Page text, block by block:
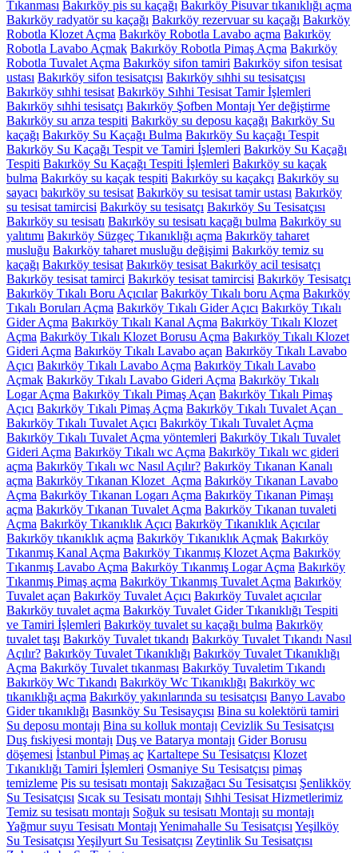
Tıkanması Bakırköy pis su kaçağı Bakırköy Pisuvar tıkanıklığı açma
Bakırköy radyatör su kaçağı Bakırköy rezervuar su kaçağı Bakırköy
Robotla Klozet Açma Bakırköy Robotla Lavabo açma Bakırköy
Robotla Lavabo Açmak Bakırköy Robotla Pimaş Açma Bakırköy
Robotla Tuvalet Açma Bakırköy sifon tamiri Bakırköy sifon tesisat
ustası Bakırköy sifon tesisatçısı Bakırköy sıhhi su tesisatçısı
Bakırköy sıhhi tesisat Bakırköy Sıhhi Tesisat Tamir İşlemleri
Bakırköy sıhhi tesisatçı Bakırköy Şofben Montajı Yer değiştirme
Bakırköy su arıza tespiti Bakırköy su deposu kaçağı Bakırköy Su
kaçağı Bakırköy Su Kaçağı Bulma Bakırköy Su kaçağı Tespit
Bakırköy Su Kaçağı Tespit ve Tamiri İşlemleri Bakırköy Su Kaçağı
Tespiti Bakırköy Su Kaçağı Tespiti İşlemleri Bakırköy su kaçak
bulma Bakırköy su kaçak tespiti Bakırköy su kaçakçı Bakırköy su
sayacı bakırköy su tesisat Bakırköy su tesisat tamir ustası Bakırköy
su tesisat tamircisi Bakırköy su tesisatçı Bakırköy Su Tesisatçısı
Bakırköy su tesisatı Bakırköy su tesisatı kaçağı bulma Bakırköy su
yalıtımı Bakırköy Süzgeç Tıkanıklığı açma Bakırköy taharet
musluğu Bakırköy taharet musluğu değişimi Bakırköy temiz su
kaçağı Bakırköy tesisat Bakırköy tesisat Bakırköy acil tesisatçı
Bakırköy tesisat tamirci Bakırköy tesisat tamircisi Bakırköy Tesisatçı
Bakırköy Tıkalı Boru Açıcılar Bakırköy Tıkalı boru Açma Bakırköy
Tıkalı Boruları Açma Bakırköy Tıkalı Gider Açıcı Bakırköy Tıkalı
Gider Açma Bakırköy Tıkalı Kanal Açma Bakırköy Tıkalı Klozet
Açma Bakırköy Tıkalı Klozet Borusu Açma Bakırköy Tıkalı Klozet
Gideri Açma Bakırköy Tıkalı Lavabo açan Bakırköy Tıkalı Lavabo
Açıcı Bakırköy Tıkalı Lavabo Açma Bakırköy Tıkalı Lavabo
Açmak Bakırköy Tıkalı Lavabo Gideri Açma Bakırköy Tıkalı
Logar Açma Bakırköy Tıkalı Pimaş Açan Bakırköy Tıkalı Pimaş
Açıcı Bakırköy Tıkalı Pimaş Açma Bakırköy Tıkalı Tuvalet Açan
Bakırköy Tıkalı Tuvalet Açıcı Bakırköy Tıkalı Tuvalet Açma
Bakırköy Tıkalı Tuvalet Açma yöntemleri Bakırköy Tıkalı Tuvalet
Gideri Açma Bakırköy Tıkalı wc Açma Bakırköy Tıkalı wc gideri
açma Bakırköy Tıkalı wc Nasıl Açılır? Bakırköy Tıkanan Kanalı
açma Bakırköy Tıkanan Klozet Açma Bakırköy Tıkanan Lavabo
Açma Bakırköy Tıkanan Logarı Açma Bakırköy Tıkanan Pimaşı
açma Bakırköy Tıkanan Tuvalet Açma Bakırköy Tıkanan tuvaleti
Açma Bakırköy Tıkanıklık Açıcı Bakırköy Tıkanıklık Açıcılar
Bakırköy tıkanıklık açma Bakırköy Tıkanıklık Açmak Bakırköy
Tıkanmış Kanal Açma Bakırköy Tıkanmış Klozet Açma Bakırköy
Tıkanmış Lavabo Açma Bakırköy Tıkanmış Logar Açma Bakırköy
Tıkanmış Pimaş açma Bakırköy Tıkanmış Tuvalet Açma Bakırköy
Tuvalet açan Bakırköy Tuvalet Açıcı Bakırköy Tuvalet açıcılar
Bakırköy tuvalet açma Bakırköy Tuvalet Gider Tıkanıklığı Tespiti
ve Tamiri İşlemleri Bakırköy tuvalet su kaçağı bulma Bakırköy
tuvalet taşı Bakırköy Tuvalet tıkandı Bakırköy Tuvalet Tıkandı Nasıl
Açılır? Bakırköy Tuvalet Tıkanıklığı Bakırköy Tuvalet Tıkanıklığı
Açma Bakırköy Tuvalet tıkanması Bakırköy Tuvaletim Tıkandı
Bakırköy Wc Tıkandı Bakırköy Wc Tıkanıklığı Bakırköy wc
tıkanıklığı açma Bakırköy yakınlarında su tesisatçısı Banyo Lavabo
Gider tıkanıklığı Basınköy Su Tesisayçısı Bina su kolektörü tamiri
Su deposu montajı Bina su kolluk montajı Cevizlik Su Tesisatçısı
Duş fıskiyesi montajı Duş ve Batarya montajı Gider Borusu
döşemesi İstanbul Pimaş aç Kartaltepe Su Tesisatçısı Klozet
Tıkanıklığı Tamiri İşlemleri Osmaniye Su Tesisatçısı pimaş
temizleme Pis su tesisatı montajı Sakızağacı Su Tesisatçısı Şenlikköy
Su Tesisatçısı Sıcak su Tesisatı montajı Sıhhi Tesisat Hizmetlerimiz
Temiz su tesisatı montajı Soğuk su tesisatı Montajı su montajı
Yağmur suyu Tesisatı Montajı Yenimahalle Su Tesisatçısı Yeşilköy
Su Tesisatçısı Yeşilyurt Su Tesisatçısı Zeytinlik Su Tesisatçısı